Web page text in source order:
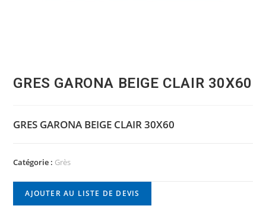
GRES GARONA BEIGE CLAIR 30X60
GRES GARONA BEIGE CLAIR 30X60
Catégorie : Grès
AJOUTER AU LISTE DE DEVIS